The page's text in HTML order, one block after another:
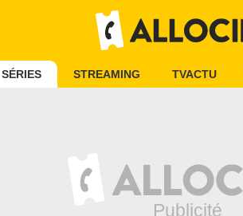
SÉRIES STREAMING TVACTU